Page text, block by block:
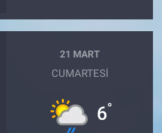
21 MART
CUMARTESI
6°